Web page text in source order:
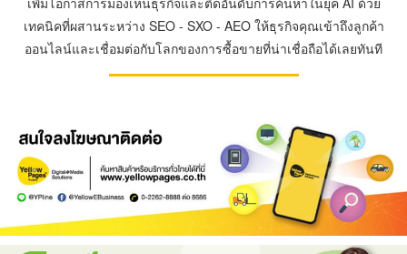
เทคนิคที่ผสานระหว่าง SEO - SXO - AEO ให้ธุรกิจคุณเข้าถึงลูกค้า
ออนไลน์และเชื่อมต่อกับโลกของการซื้อขายที่น่าเชื่อถือได้เลยทันที